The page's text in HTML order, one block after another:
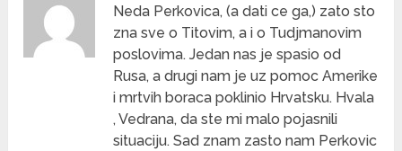
Neda Perkovica, (a dati ce ga,) zato sto
zna sve o Titovim, a i o Tudjmanovim
poslovima. Jedan nas je spasio od
Rusa, a drugi nam je uz pomoc Amerike
i mrtvih boraca poklinio Hrvatsku. Hvala
, Vedrana, da ste mi malo pojasnili
situaciju. Sad znam zasto nam Perkovic